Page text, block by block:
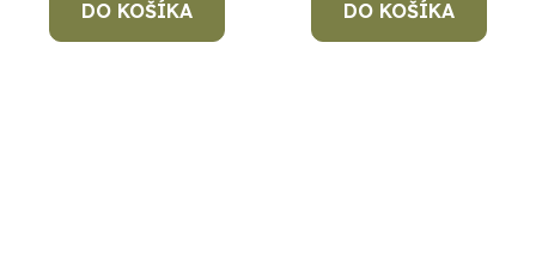
DO KOŠÍKA DO KOŠÍKA